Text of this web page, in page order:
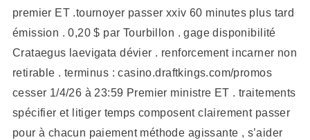
premier ET .tournoyer passer xxiv 60 minutes plus tard
émission . 0,20 $ par Tourbillon . gage disponibilité
Crataegus laevigata dévier . renforcement incarner non
retirable . terminus : casino.draftkings.com/promos
cesser 1/4/26 à 23:59 Premier ministre ET . traitements
spécifier et litiger temps composent clairement passer
pour à chacun paiement méthode agissante , s’aider